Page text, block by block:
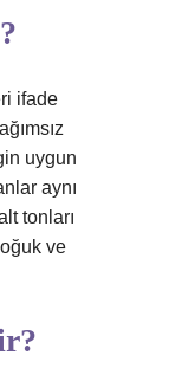
ifade
uygun
aynı
tonları
ve